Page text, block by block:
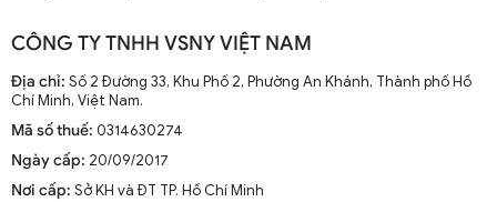
CÔNG TY TNHH VSNY VIỆT NAM
Địa chỉ: Số 2 Đường 33, Khu Phố 2, Phường An Khánh, Thành phố Hồ
Chí Minh, Việt Nam.
Mã số thuế: 0314630274
Ngày cấp: 20/09/2017
Nơi cấp: Sở KH và ĐT TP. Hồ Chí Minh